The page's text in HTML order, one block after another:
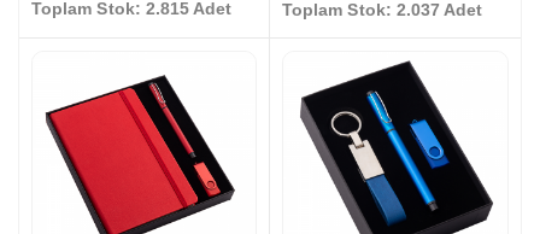
Toplam Stok: 2.815 Adet Toplam Stok: 2.037 Adet